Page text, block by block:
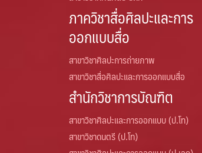
ภาควิชาสื่อศิลปะและการ
ออกแบบสื่อ
สาขาวิชาศิลปะการถ่ายภาพ
สาขาวิชาสื่อศิลปะและการออกแบบสื่อ
สำนักวิชาการบัณฑิต
สาขาวิชาศิลปะและการออกแบบ (ป.โท)
สาขาวิชาดนตรี (ป.โท)